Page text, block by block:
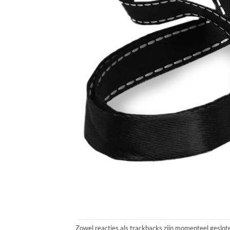
Zowel reacties als trackbacks zijn momenteel